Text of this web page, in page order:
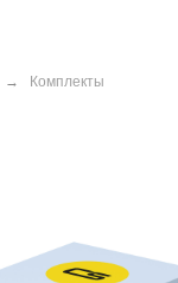
→ Комплекты